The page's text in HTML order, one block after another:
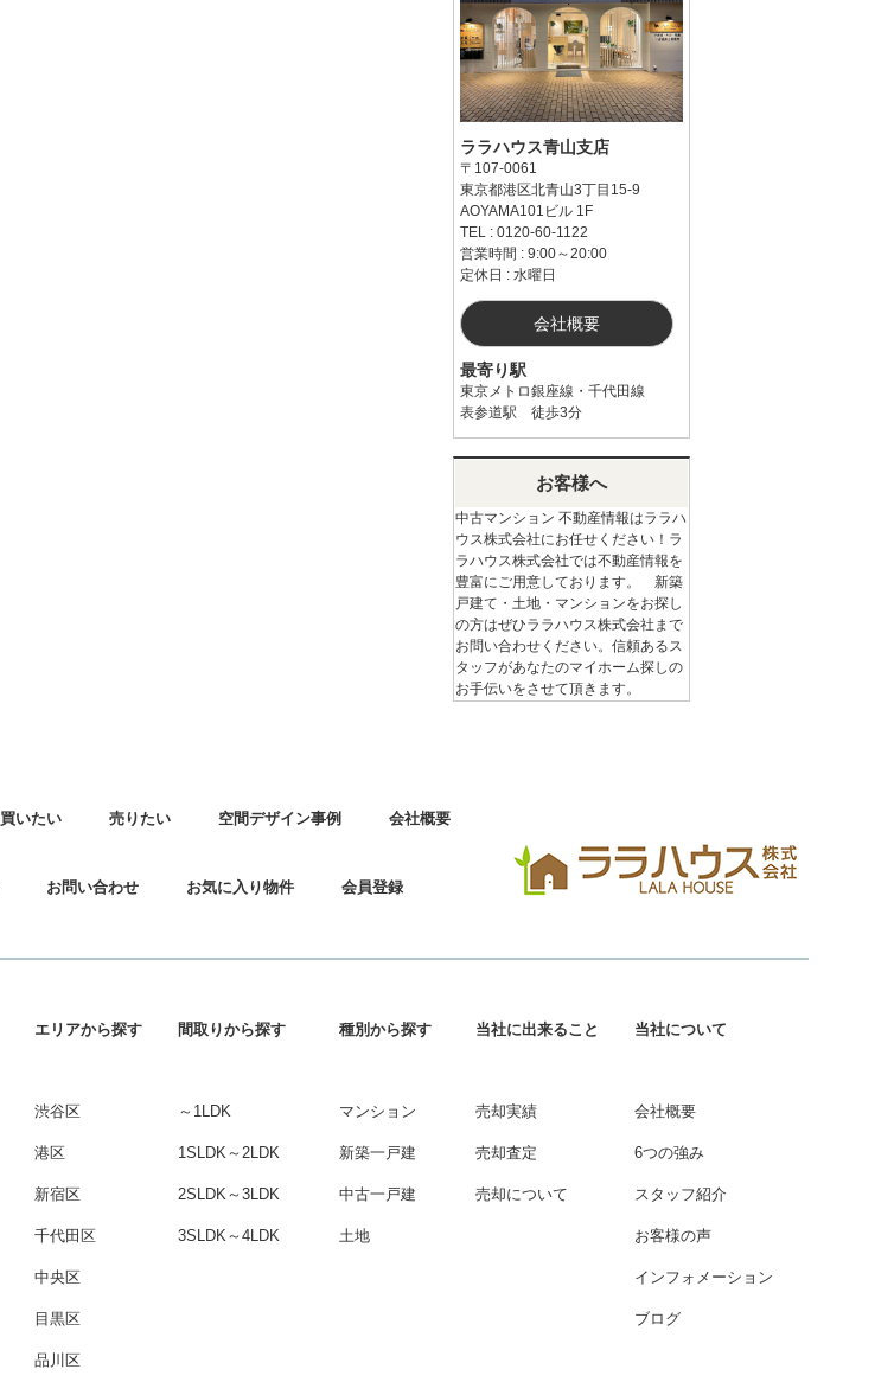
ララハウス青山支店
〒107-0061
東京都港区北青山3丁目15-9
AOYAMA101ビル 1F
TEL : 0120-60-1122
営業時間 : 9:00～20:00
定休日 : 水曜日
会社概要
最寄り駅
東京メトロ銀座線・千代田線
表参道駅 徒歩3分
お客様へ
中古マンション 不動産情報はララハ
ウス株式会社にお任せください！ラ
ラハウス株式会社では不動産情報を
豊富にご用意しております。 新築
戸建て・土地・マンションをお探し
の方はぜひララハウス株式会社まで
お問い合わせください。信頼あるス
タッフがあなたのマイホーム探しの
お手伝いをさせて頂きます。
買いたい 売りたい 空間デザイン事例 会社概要
お問い合わせ お気に入り物件 会員登録
エリアから探す
渋谷区
港区
新宿区
千代田区
中央区
目黒区
品川区
間取りから探す
～1LDK
1SLDK～2LDK
2SLDK～3LDK
3SLDK～4LDK
種別から探す
マンション
新築一戸建
中古一戸建
土地
当社に出来ること
売却実績
売却査定
売却について
当社について
会社概要
6つの強み
スタッフ紹介
お客様の声
インフォメーション
ブログ